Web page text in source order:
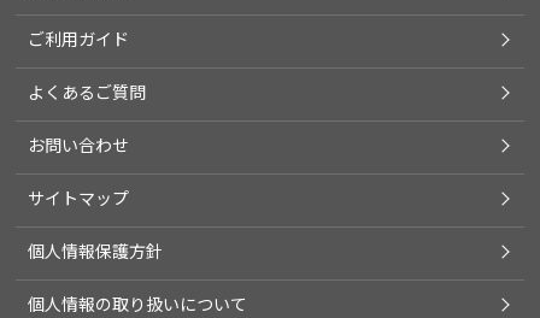
ご利用ガイド
よくあるご質問
お問い合わせ
サイトマップ
個人情報保護方針
個人情報の取り扱いについて